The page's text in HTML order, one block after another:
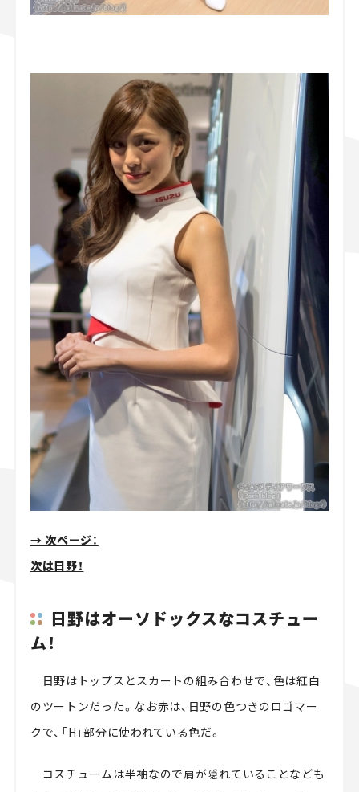
→ 次ページ：
次は日野！
日野はオーソドックスなコスチュー
ム！
日野はトップスとスカートの組み合わせで、色は紅白
のツートンだった。なお赤は、日野の色つきのロゴマー
クで、「H」部分に使われている色だ。
コスチュームは半袖なので肩が隠れていることなども